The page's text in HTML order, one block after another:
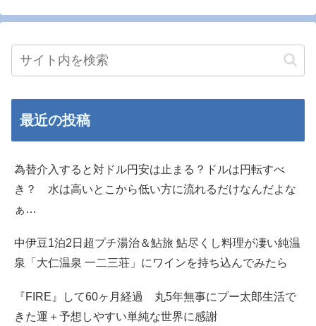
最近の投稿
為替介入すると対ドル円安は止まる？ドルは円転すべ
き？ 水は高いとこから低い方に流れるだけなんだよな
ぁ…
中伊豆1泊2日超プチ湯治＆鮎旅 鮎尽くし料理が凄い純温
泉「大仁温泉 一二三荘」にワインを持ち込んでみたら
『FIRE』して60ヶ月経過 丸5年無事にプー太郎生活で
きた運＋予想しやすい単純な世界に感謝